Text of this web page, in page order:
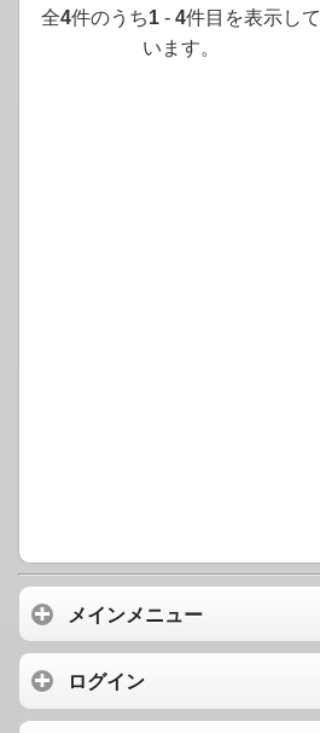
全4件のうち1 - 4件目を表示して
います。
メインメニュー
ログイン